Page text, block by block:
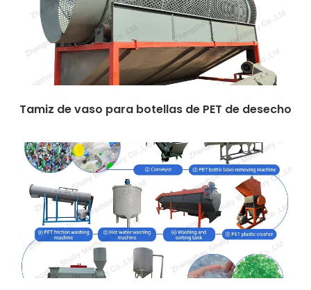
Tamiz de vaso para botellas de PET de desecho